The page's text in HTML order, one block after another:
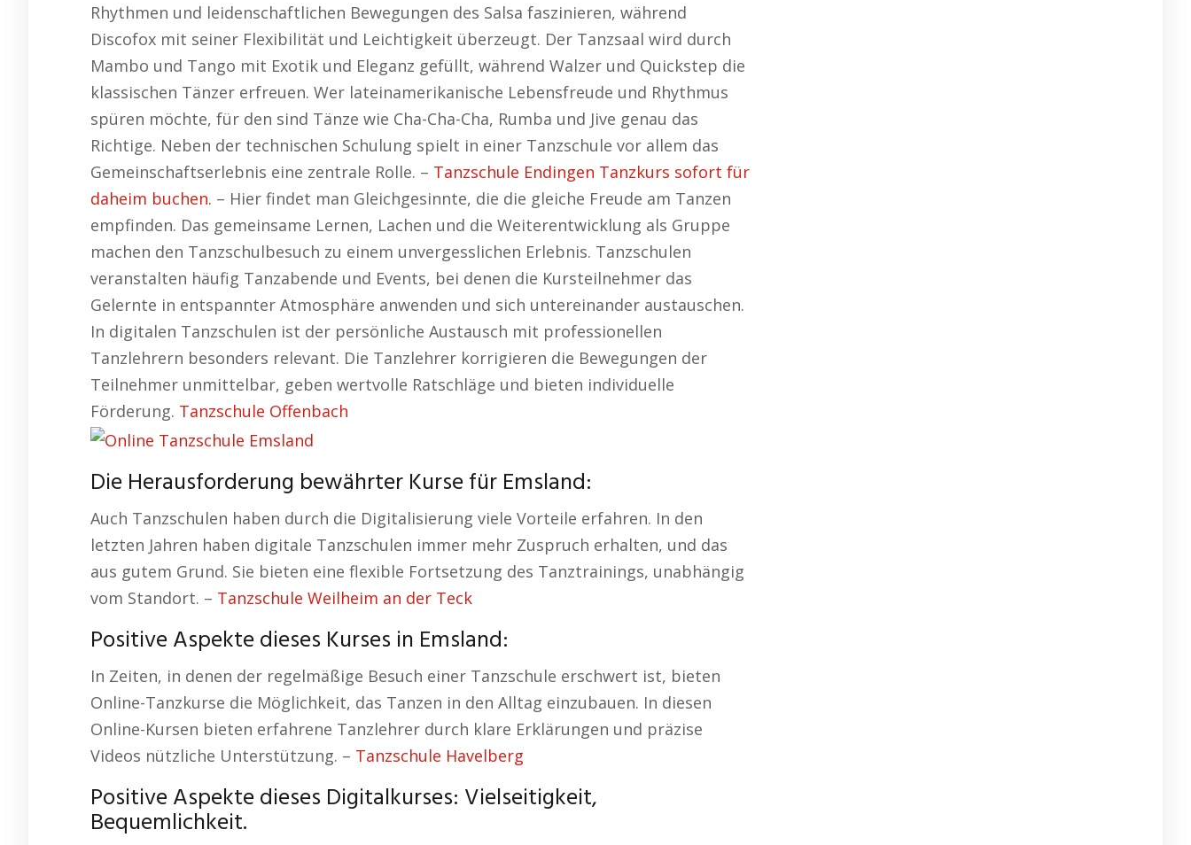
Rhythmen und leidenschaftlichen Bewegungen des Salsa faszinieren, während
Discofox mit seiner Flexibilität und Leichtigkeit überzeugt. Der Tanzsaal wird durch
Mambo und Tango mit Exotik und Eleganz gefüllt, während Walzer und Quickstep die
klassischen Tänzer erfreuen. Wer lateinamerikanische Lebensfreude und Rhythmus
spüren möchte, für den sind Tänze wie Cha-Cha-Cha, Rumba und Jive genau das
Richtige. Neben der technischen Schulung spielt in einer Tanzschule vor allem das
Gemeinschaftserlebnis eine zentrale Rolle. – Tanzschule Endingen Tanzkurs sofort für
daheim buchen. – Hier findet man Gleichgesinnte, die die gleiche Freude am Tanzen
empfinden. Das gemeinsame Lernen, Lachen und die Weiterentwicklung als Gruppe
machen den Tanzschulbesuch zu einem unvergesslichen Erlebnis. Tanzschulen
veranstalten häufig Tanzabende und Events, bei denen die Kursteilnehmer das
Gelernte in entspannter Atmosphäre anwenden und sich untereinander austauschen.
In digitalen Tanzschulen ist der persönliche Austausch mit professionellen
Tanzlehrern besonders relevant. Die Tanzlehrer korrigieren die Bewegungen der
Teilnehmer unmittelbar, geben wertvolle Ratschläge und bieten individuelle
Förderung. Tanzschule Offenbach
Die Herausforderung bewährter Kurse für Emsland:
Auch Tanzschulen haben durch die Digitalisierung viele Vorteile erfahren. In den
letzten Jahren haben digitale Tanzschulen immer mehr Zuspruch erhalten, und das
aus gutem Grund. Sie bieten eine flexible Fortsetzung des Tanztrainings, unabhängig
vom Standort. – Tanzschule Weilheim an der Teck
Positive Aspekte dieses Kurses in Emsland:
In Zeiten, in denen der regelmäßige Besuch einer Tanzschule erschwert ist, bieten
Online-Tanzkurse die Möglichkeit, das Tanzen in den Alltag einzubauen. In diesen
Online-Kursen bieten erfahrene Tanzlehrer durch klare Erklärungen und präzise
Videos nützliche Unterstützung. – Tanzschule Havelberg
Positive Aspekte dieses Digitalkurses: Vielseitigkeit,
Bequemlichkeit.